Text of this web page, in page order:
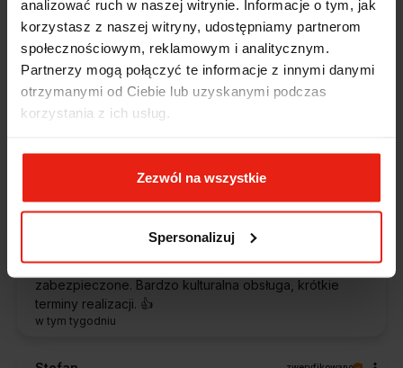
analizować ruch w naszej witrynie. Informacje o tym, jak
korzystasz z naszej witryny, udostępniamy partnerom
społecznościowym, reklamowym i analitycznym.
Partnerzy mogą połączyć te informacje z innymi danymi
otrzymanymi od Ciebie lub uzyskanymi podczas
korzystania z ich usług.
Zezwól na wszystkie
Spersonalizuj
wczoraj
zweryfikowano
5
Ekspresowa realizacja zamówienia. Towar zgodny z
oczekiwaniami. Sprzedawca profesjonalny i godny
w tym tygodniu
Piotr zweryfikowano
Ekspresowa dostawa, super. Obsługa bardzo pomocna,
chętnie podpowie i doradzi. Opakowanie dokładnie
zabezpieczone. Bardzo kulturalna obsługa, krótkie
terminy realizacji. 👍️
w tym tygodniu